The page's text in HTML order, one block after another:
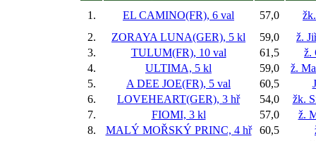
1.
EL CAMINO(FR), 6 val 57,0
2.
ZORAYA LUNA(GER), 5 kl 59,0
ž.
3.
TULUM(FR), 10 val 61,5
ž.
4.
ULTIMA, 5 kl 59,0
ž.
5.
A DEE JOE(FR), 5 val 60,5
6.
LOVEHEART(GER), 3 hř 54,0
žk.
7.
FIOMI, 3 kl 57,0
ž.
8.
MALÝ MOŘSKÝ PRINC, 4 hř 60,5